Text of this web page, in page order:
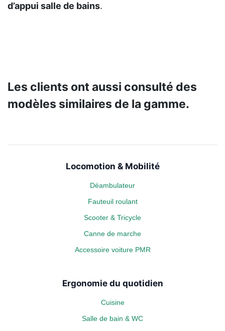
d’appui salle de bains.
Les clients ont aussi consulté des
modèles similaires de la gamme.
Locomotion & Mobilité
Déambulateur
Fauteuil roulant
Scooter & Tricycle
Canne de marche
Accessoire voiture PMR
Ergonomie du quotidien
Cuisine
Salle de bain & WC